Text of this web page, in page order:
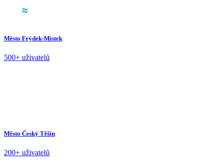
Město Frýdek-Místek
500+ uživatelů
Město Český Těšín
200+ uživatelů